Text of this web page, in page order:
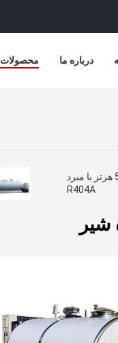
محصولات درباره ما
مخزن خنک کننده شیر 380 ولت 50 هرتز با مبرد
R404A